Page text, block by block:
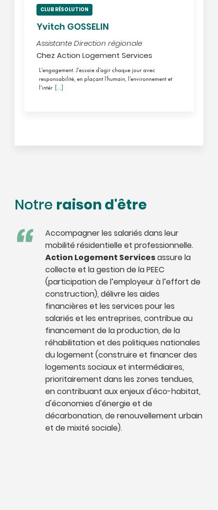
CLUB RÉSOLUTION
Yvitch GOSSELIN
Assistante Direction régionale
Chez Action Logement Services
L'engagement. J'essaie d’agir chaque jour avec
responsabilité, en plaçant l’humain, l’environnement et
l’intér [...]
Notreraison d'être
Accompagner les salariés dans leur
mobilité résidentielle et professionnelle.
Action Logement Servicesassure la
collecte et la gestion de la PEEC
(participation de l’employeur à l’effort de
construction), délivre les aides
financières et les services pour les
salariés et les entreprises, contribue au
financement de la production, de la
réhabilitation et des politiques nationales
du logement (construire et financer des
logements sociaux et intermédiaires,
prioritairement dans les zones tendues,
en contribuant aux enjeux d'éco-habitat,
d'économies d'énergie et de
décarbonation, de renouvellement urbain
et de mixité sociale).